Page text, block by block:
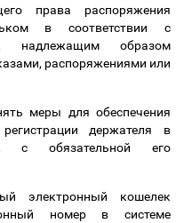
права распоряжения
в соответствии с
надлежащим образом
распоряжениями или
меры для обеспечения
держателя в
с обязательной его
электронный кошелек
номер в системе